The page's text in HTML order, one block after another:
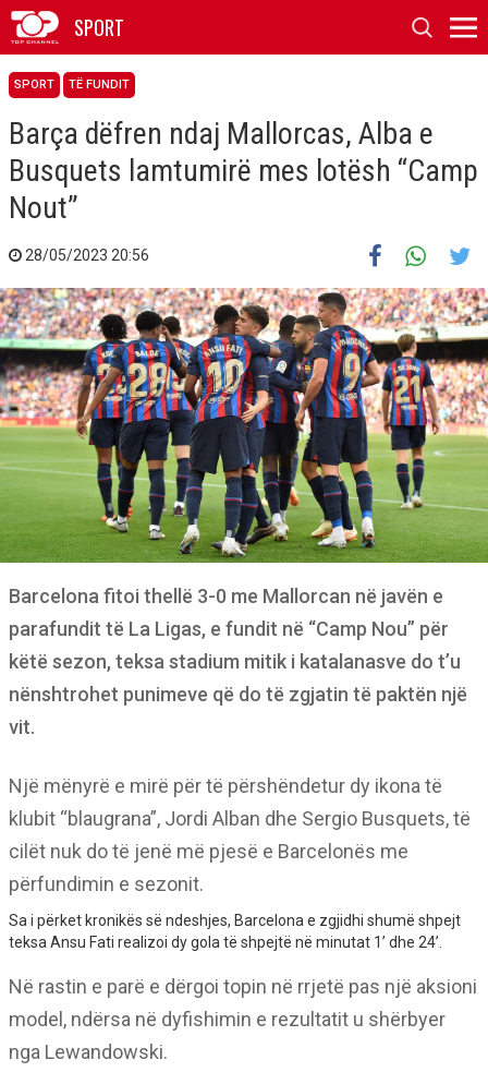
SPORT
SPORT TË FUNDIT
Barça dëfren ndaj Mallorcas, Alba e
Busquets lamtumirë mes lotësh “Camp
Nout”
28/05/2023 20:56
Barcelona fitoi thellë 3-0 me Mallorcan në javën e
parafundit të La Ligas, e fundit në “Camp Nou” për
këtë sezon, teksa stadium mitik i katalanasve do t’u
nënshtrohet punimeve që do të zgjatin të paktën një
vit.
Një mënyrë e mirë për të përshëndetur dy ikona të
klubit “blaugrana”, Jordi Alban dhe Sergio Busquets, të
cilët nuk do të jenë më pjesë e Barcelonës me
përfundimin e sezonit.
Sa i përket kronikës së ndeshjes, Barcelona e zgjidhi shumë shpejt
teksa Ansu Fati realizoi dy gola të shpejtë në minutat 1’ dhe 24’.
Në rastin e parë e dërgoi topin në rrjetë pas një aksioni
model, ndërsa në dyfishimin e rezultatit u shërbyer
nga Lewandowski.